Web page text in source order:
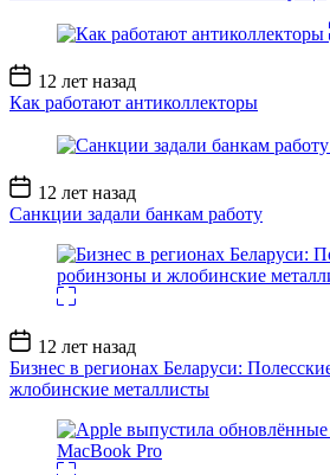
Дата
записи
12 лет назад
Как работают антиколлекторы
Дата
записи
12 лет назад
Санкции задали банкам работу
Дата
записи
12 лет назад
Бизнес в регионах Беларуси:
жлобинские металлисты